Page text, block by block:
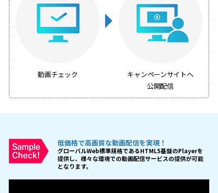
動画チェック
キャンペーンサイトへ
公開配信
低価格で高画質な動画配信を実現！
グローバルWeb標準規格であるHTML5基盤のPlayerを
提供し、様々な環境での動画配信サービスの提供が可能
となります。